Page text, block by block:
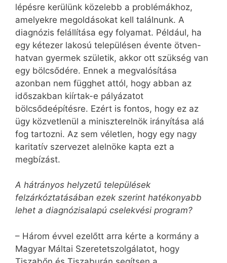
lépésre kerülünk közelebb a problémákhoz,
amelyekre megoldásokat kell találnunk. A
diagnózis felállítása egy folyamat. Például, ha
egy kétezer lakosú településen évente ötven-
hatvan gyermek születik, akkor ott szükség van
egy bölcsődére. Ennek a megvalósítása
azonban nem függhet attól, hogy abban az
időszakban kiírtak-e pályázatot
bölcsődeépítésre. Ezért is fontos, hogy ez az
ügy közvetlenül a miniszterelnök irányítása alá
fog tartozni. Az sem véletlen, hogy egy nagy
karitatív szervezet alelnöke kapta ezt a
megbízást.
A hátrányos helyzetű települések
felzárkóztatásában ezek szerint hatékonyabb
lehet a diagnózisalapú cselekvési program?
– Három évvel ezelőtt arra kérte a kormány a
Magyar Máltai Szeretetszolgálatot, hogy